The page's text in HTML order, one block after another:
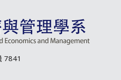
7841